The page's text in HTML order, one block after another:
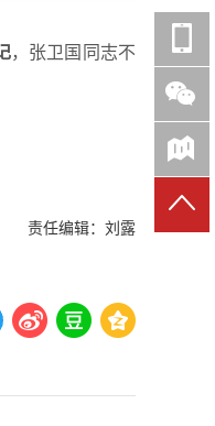
，张卫国同志不
责任编辑： 刘露